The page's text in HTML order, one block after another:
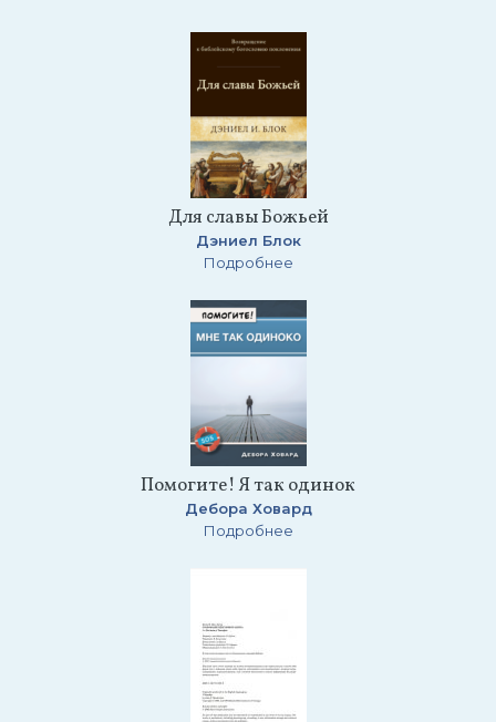
Для славы Божьей
Дэниел Блок
Подробнее
Помогите! Я так одинок
Дебора Ховард
Подробнее